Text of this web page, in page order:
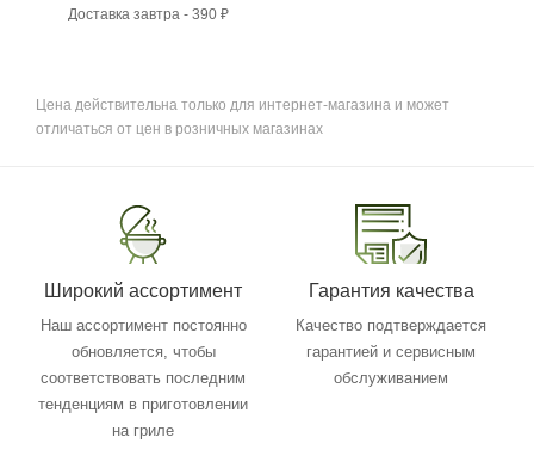
Доставка завтра - 390 ₽
Цена действительна только для интернет-магазина и может
отличаться от цен в розничных магазинах
Широкий ассортимент
Наш ассортимент постоянно
обновляется, чтобы
соответствовать последним
тенденциям в приготовлении
на гриле
Гарантия качества
Качество подтверждается
гарантией и сервисным
обслуживанием